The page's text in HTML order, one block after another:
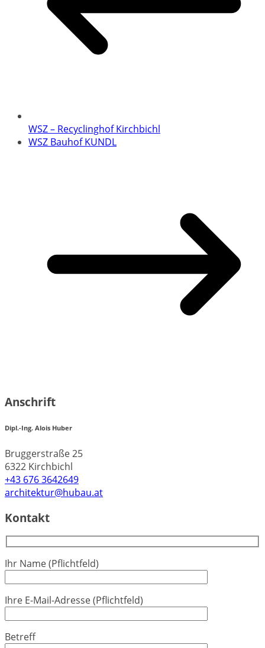
WSZ – Recyclinghof Kirchbichl
WSZ Bauhof KUNDL
Anschrift
Dipl.-Ing. Alois Huber
Bruggerstraße 25
6322 Kirchbichl
+43 676 3642649
architektur@hubau.at
Kontakt
Ihr Name (Pflichtfeld)
Ihre E-Mail-Adresse (Pflichtfeld)
Betreff